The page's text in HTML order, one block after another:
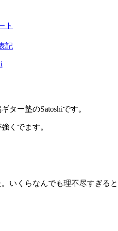
ト
記
ー塾のSatoshiです。
くでます。
いくらなんでも理不尽すぎる